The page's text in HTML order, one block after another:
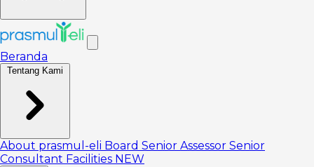
Beranda
Tentang Kami
About prasmul-eli Board Senior Assessor Senior
Consultant Facilities NEW